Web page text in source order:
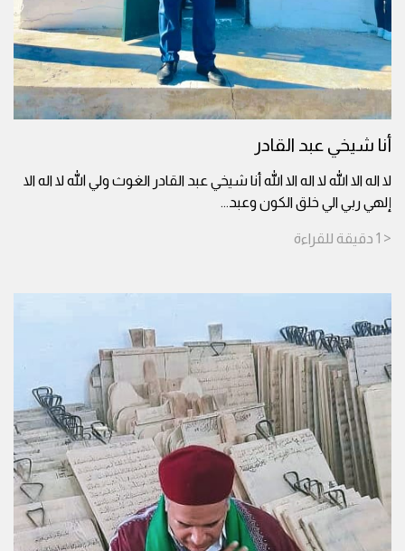
أنا شيخي عبد القادر
لا اله الا الله لا اله الا الله أنا شيخي عبد القادر الغوث ولي الله لا اله الا
إلهي ربي الي خلق الكون وعبد...
< 1 دقيقة للقراءة